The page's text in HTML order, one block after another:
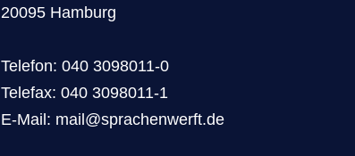
20095 Hamburg
Telefon: 040 3098011-0
Telefax: 040 3098011-1
E-Mail: mail@sprachenwerft.de